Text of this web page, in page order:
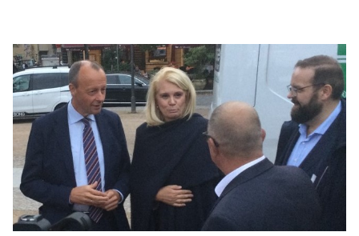
CDU Deutschland
CDU Fraktion im Brandenburger Landtag
CDU Brandenburg
CDU Potsdam